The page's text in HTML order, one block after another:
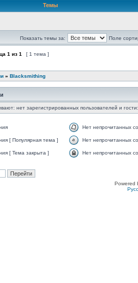
Темы
Показать темы за: Поле
1 из 1 [ 1 тема ]
» Blacksmithing
нет зарегистрированных пользователей и
Нет непрочитанных
[ Популярная тема ] Нет непрочитанных
[ Тема закрыта ] Нет непрочитанных
Powered